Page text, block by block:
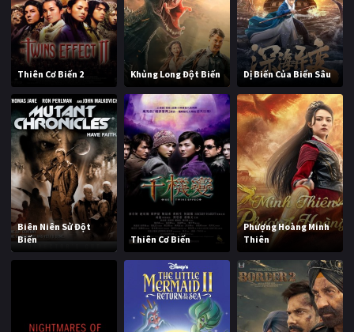
Thiên Cơ Biến 2 Khủng Long Đột Biến Dị Biến Của Biển Sâu
Biên Niên Sử Đột
Biến
Thiên Cơ Biến
Phượng Hoàng Minh
Thiên